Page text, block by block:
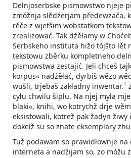
Delnjoserbske pismowstwo njeje
zmóžnja slědźerjam předewzaća,
rěče z wjetšim wobstatkom
zrealizować. Tak dźěłamy w
Serbskeho instituta hižo tójšto lět
tekstowu zběrku kompletneho
pismowstwa zestajić. Jeli chceš
korpus« nadźěłać, dyrbiš wězo
wušli, trjebaš zakładny inwentar.1
cyłu chwilu šiplu. Na njej myla
blaki«, knihi, wo kotrychž drje
eksistowali, kotrež pak žadyn žiwy
dokelž su so znate eksemplary
Tuž podawam so prawidłownje
interneta a nadźijam so, zo móžu